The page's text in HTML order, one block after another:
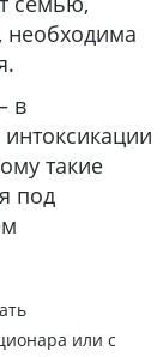
необходима
в
такие
под
или с